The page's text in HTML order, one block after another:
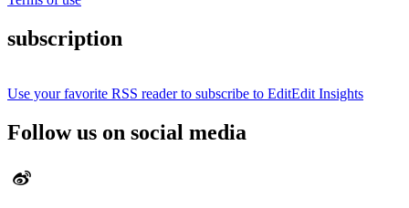
subscription
Use your favorite RSS reader to subscribe to EditEdit Insights
Follow us on social media